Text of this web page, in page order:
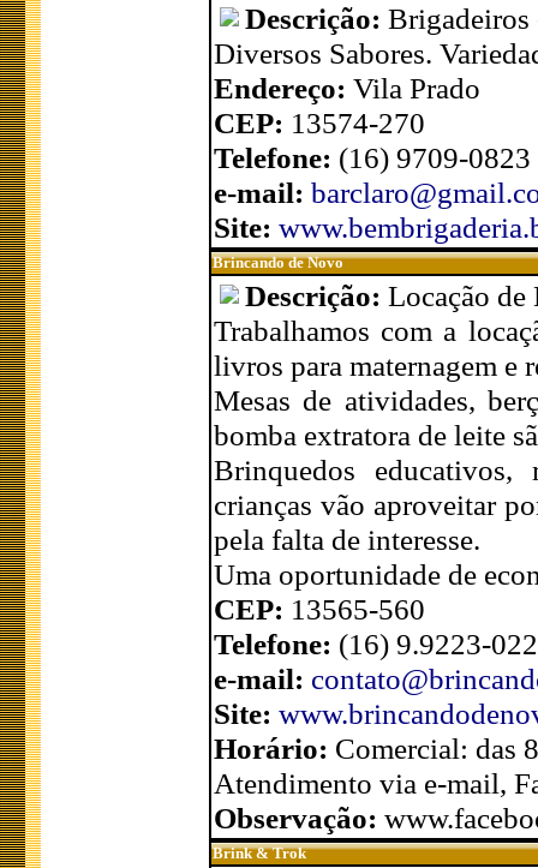
Descrição: Brigadeiros
Diversos Sabores.
Endereço: Vila Prado
CEP: 13574-270
Telefone: (16) 9709-0823
e-mail:
Site:
Brincando de Novo
Descrição: Locação
Trabalhamos com a
livros para maternagem e
Mesas de atividades,
bomba extratora de leite
Brinquedos
crianças vão aproveitar
pela falta de interesse.
Uma oportunidade de
CEP: 13565-560
Telefone: (16) 9.9223-
e-mail:
Site:
Horário: Comercial: das
Atendimento via e-mail,
Observação:
Brink & Trok